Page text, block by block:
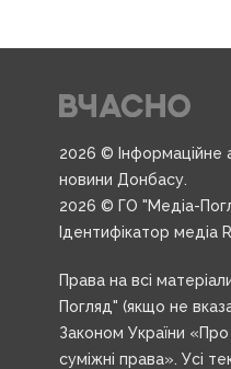
2026 © Інформаційне
новини Донбасу.
2026 © ГО "Медіа-
Ідентифікатор медіа
Права на всі
Погляд" (якщо не
Законом України
суміжні права». Усі